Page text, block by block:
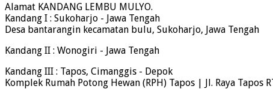
Alamat KANDANG LEMBU MULYO.
Kandang I : Sukoharjo - Jawa Tengah
Desa bantarangin kecamatan bulu, Sukoharjo, Jawa Tengah
Kandang II : Wonogiri - Jawa Tengah
Kandang III : Tapos, Cimanggis - Depok
Komplek Rumah Potong Hewan (RPH) Tapos | Jl. Raya Tapos